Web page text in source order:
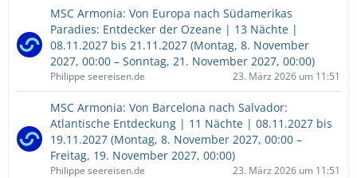
MSC Armonia: Von Europa nach Südamerikas
Paradies: Entdecker der Ozeane | 13 Nächte |
08.11.2027 bis 21.11.2027 (Montag, 8. November
2027, 00:00 – Sonntag, 21. November 2027, 00:00)
Philippe seereisen.de 23. März 2026 um 11:51
MSC Armonia: Von Barcelona nach Salvador:
Atlantische Entdeckung | 11 Nächte | 08.11.2027 bis
19.11.2027 (Montag, 8. November 2027, 00:00 –
Freitag, 19. November 2027, 00:00)
Philippe seereisen.de 23. März 2026 um 11:51